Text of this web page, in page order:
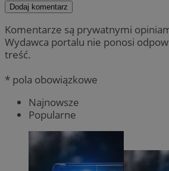
Dodaj komentarz
Komentarze są prywatnymi
Wydawca portalu nie ponosi
treść.
* pola obowiązkowe
Najnowsze
Popularne